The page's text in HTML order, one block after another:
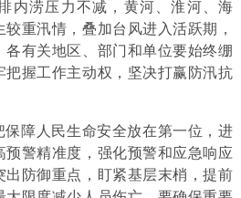
内涝压力不减，黄河、淮河、海
重汛情，叠加台风进入活跃期，
各有关地区、部门和单位要始终绷
把握工作主动权，坚决打赢防汛抗
保障人民生命安全放在第一位，进
警精准度，强化预警和应急响应
防御重点，盯紧基层末梢，提前